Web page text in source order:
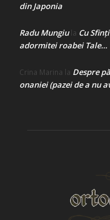
din Japonia
Radu Mungiula Cu
adormitei roabei Tale…
Crina Marina la Despre
onaniei (pazei de a nu